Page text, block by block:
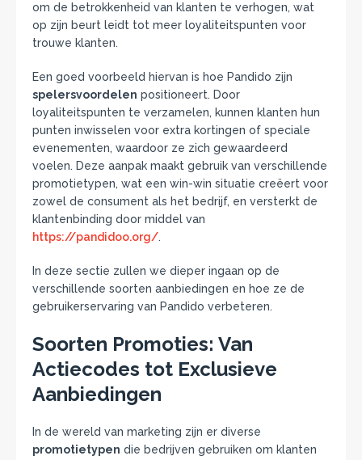
om de betrokkenheid van klanten te verhogen, wat
op zijn beurt leidt tot meer loyaliteitspunten voor
trouwe klanten.
Een goed voorbeeld hiervan is hoe Pandido zijn
spelersvoordelen positioneert. Door
loyaliteitspunten te verzamelen, kunnen klanten hun
punten inwisselen voor extra kortingen of speciale
evenementen, waardoor ze zich gewaardeerd
voelen. Deze aanpak maakt gebruik van verschillende
promotietypen, wat een win-win situatie creëert voor
zowel de consument als het bedrijf, en versterkt de
klantenbinding door middel van
https://pandidoo.org/.
In deze sectie zullen we dieper ingaan op de
verschillende soorten aanbiedingen en hoe ze de
gebruikerservaring van Pandido verbeteren.
Soorten Promoties: Van
Actiecodes tot Exclusieve
Aanbiedingen
In de wereld van marketing zijn er diverse
promotietypen die bedrijven gebruiken om klanten